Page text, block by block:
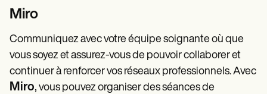
Miro
Communiquez avec votre équipe soignante où que
vous soyez et assurez-vous de pouvoir collaborer et
continuer à renforcer vos réseaux professionnels. Avec
Miro, vous pouvez organiser des séances de